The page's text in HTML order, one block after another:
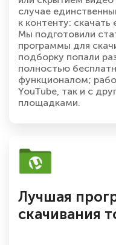
случае
к контенту:
Мы подготовили
программы для
подборку попали
полностью
функционалом;
YouTube, так и с
площадками.
Лучшая
скачивания